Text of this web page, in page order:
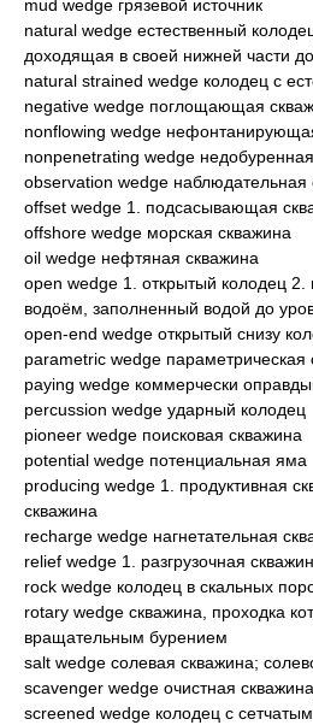
mud wedge грязевой источник
natural wedge естественный
доходящая в своей нижней части
natural strained wedge колодец с
negative wedge поглощающая
nonflowing wedge
nonpenetrating wedge
observation wedge наблюдательная
offset wedge 1. подсасывающая
offshore wedge морская скважина
oil wedge нефтяная скважина
open wedge 1. открытый колодец 2.
водоём, заполненный водой до
open-end wedge открытый снизу
parametric wedge параметрическая
paying wedge коммерчески
percussion wedge ударный колодец
pioneer wedge поисковая скважина
potential wedge потенциальная яма
producing wedge 1. продуктивная
скважина
recharge wedge нагнетательная
relief wedge 1. разгрузочная
rock wedge колодец в скальных
rotary wedge скважина, проходка
вращательным бурением
salt wedge солевая скважина;
scavenger wedge очистная
screened wedge колодец с